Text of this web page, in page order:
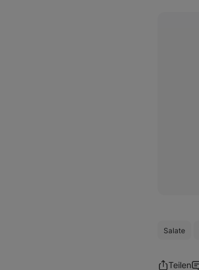
Salate
Teilen